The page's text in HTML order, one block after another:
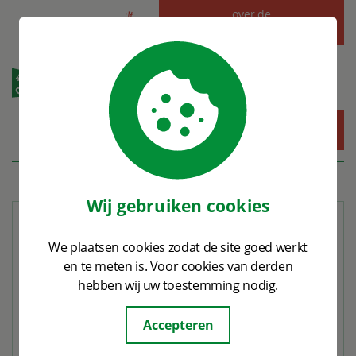
Wij gebruiken cookies
We plaatsen cookies zodat de site goed werkt
en te meten is. Voor cookies van derden
hebben wij uw toestemming nodig.
Accepteren
Alles
w
at je
wilt
wete
over de
Contact met raadsleden
Wil je contact opnemen met een raadslid?
Of een afspraak maken voor een persoonlijk